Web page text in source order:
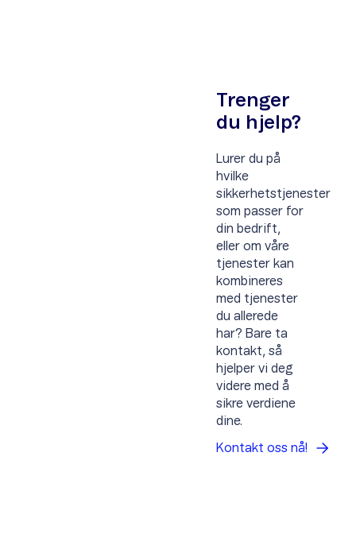
Trenger
du hjelp?
Lurer du på
hvilke
sikkerhetstjenester
som passer for
din bedrift,
eller om våre
tjenester kan
kombineres
med tjenester
du allerede
har? Bare ta
kontakt, så
hjelper vi deg
videre med å
sikre verdiene
dine.
Kontakt oss nå!